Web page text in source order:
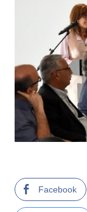
Facebook